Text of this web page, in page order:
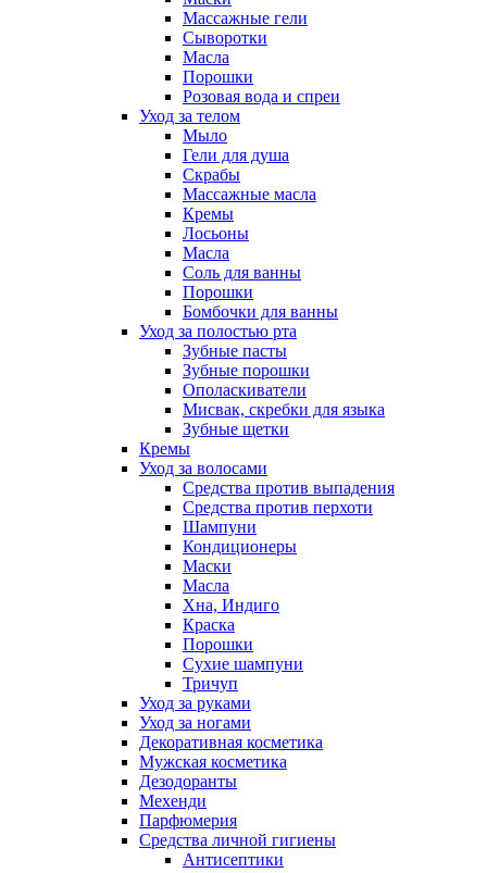
Массажные гели
Сыворотки
Масла
Порошки
Розовая вода и спреи
Уход за телом
Мыло
Гели для душа
Скрабы
Массажные масла
Кремы
Лосьоны
Масла
Соль для ванны
Порошки
Бомбочки для ванны
Уход за полостью рта
Зубные пасты
Зубные порошки
Ополаскиватели
Мисвак, скребки для языка
Зубные щетки
Кремы
Уход за волосами
Средства против выпадения
Средства против перхоти
Шампуни
Кондиционеры
Маски
Масла
Хна, Индиго
Краска
Порошки
Сухие шампуни
Тричуп
Уход за руками
Уход за ногами
Декоративная косметика
Мужская косметика
Дезодоранты
Мехенди
Парфюмерия
Средства личной гигиены
Антисептики